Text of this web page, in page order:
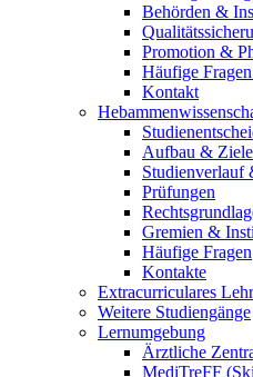
Behörden &
Promotion &
Häufige
Kontakt
Aufbau & Ziele
Studienverlauf
Prüfungen
Gremien &
Häufige Fragen
Kontakte
Extracurriculares
Weitere Studiengänge
Lernumgebung
Ärztliche
MediTreFF